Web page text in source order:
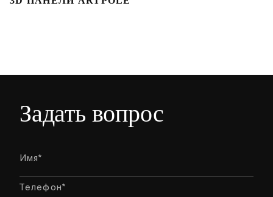
Задать вопрос